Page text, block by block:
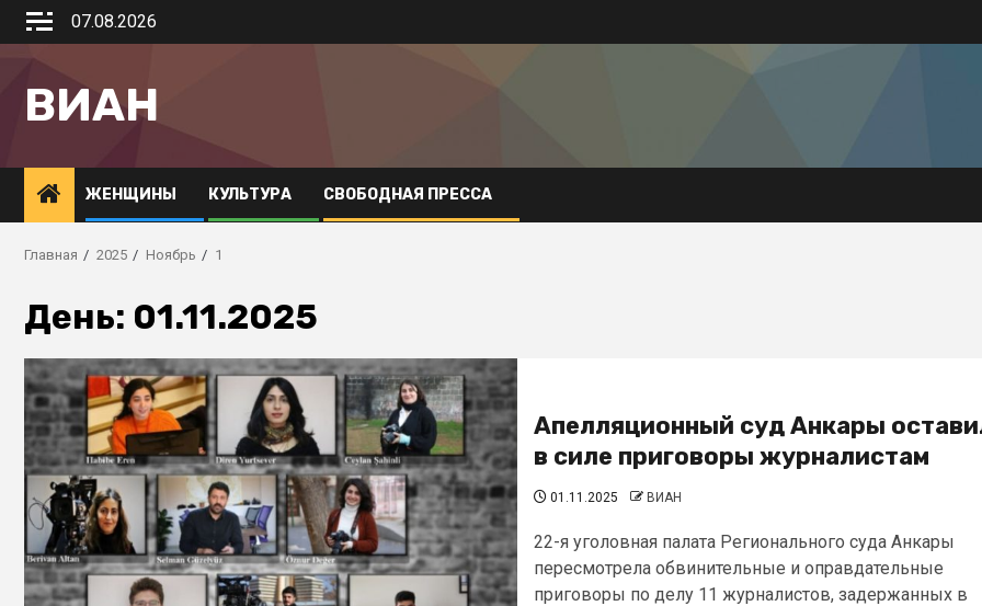
07.08.2026
ВИАН
ЖЕНЩИНЫ КУЛЬТУРА СВОБОДНАЯ ПРЕССА
Главная 2025 Ноябрь 1
День: 01.11.2025
Апелляционный суд Анкары
в силе приговоры журналистам
01.11.2025 ВИАН
22-я уголовная палата Регионального суда Анкары
пересмотрела обвинительные и оправдательные
приговоры по делу 11 журналистов, задержанных в